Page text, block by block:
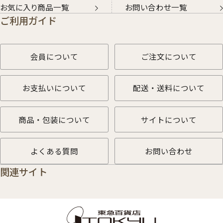
お気に入り商品一覧 お問い合わせ一覧
ご利用ガイド
会員について ご注文について
お支払いについて 配送・送料について
商品・包装について サイトについて
よくある質問 お問い合わせ
関連サイト